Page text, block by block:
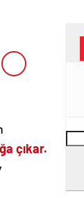
çıkar.